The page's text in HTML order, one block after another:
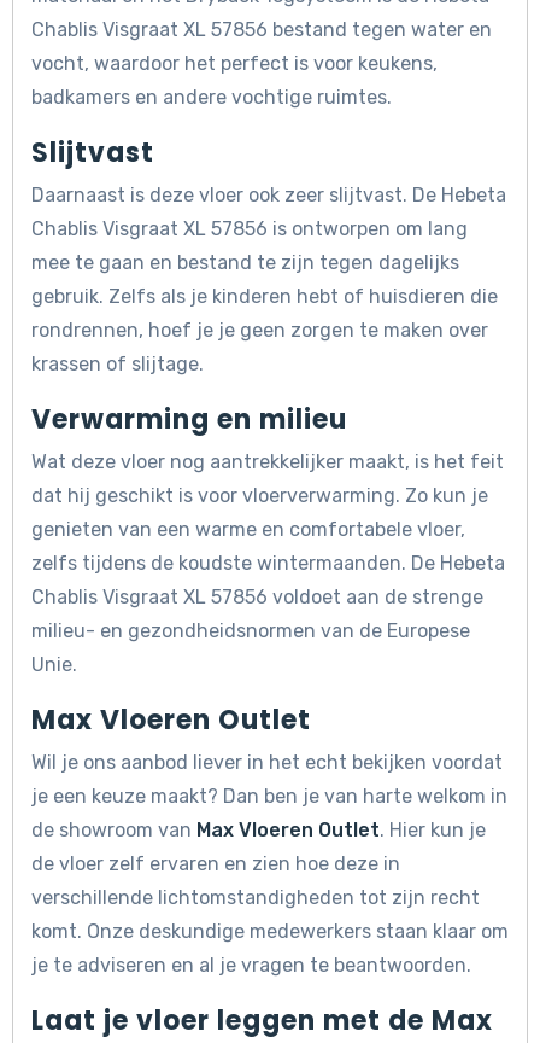
Chablis Visgraat XL 57856 bestand tegen water en
vocht, waardoor het perfect is voor keukens,
badkamers en andere vochtige ruimtes.
Slijtvast
Daarnaast is deze vloer ook zeer slijtvast. De Hebeta
Chablis Visgraat XL 57856 is ontworpen om lang
mee te gaan en bestand te zijn tegen dagelijks
gebruik. Zelfs als je kinderen hebt of huisdieren die
rondrennen, hoef je je geen zorgen te maken over
krassen of slijtage.
Verwarming en milieu
Wat deze vloer nog aantrekkelijker maakt, is het feit
dat hij geschikt is voor vloerverwarming. Zo kun je
genieten van een warme en comfortabele vloer,
zelfs tijdens de koudste wintermaanden. De Hebeta
Chablis Visgraat XL 57856 voldoet aan de strenge
milieu- en gezondheidsnormen van de Europese
Unie.
Max Vloeren Outlet
Wil je ons aanbod liever in het echt bekijken voordat
je een keuze maakt? Dan ben je van harte welkom in
de showroom van Max Vloeren Outlet. Hier kun je
de vloer zelf ervaren en zien hoe deze in
verschillende lichtomstandigheden tot zijn recht
komt. Onze deskundige medewerkers staan klaar om
je te adviseren en al je vragen te beantwoorden.
Laat je vloer leggen met de Max